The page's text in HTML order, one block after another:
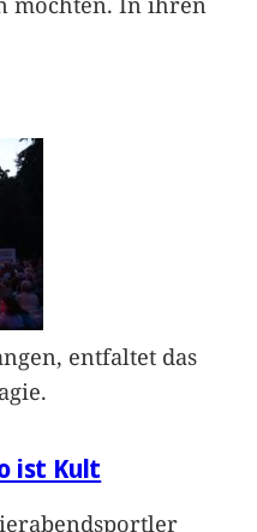
entfaltet das
ist Kult